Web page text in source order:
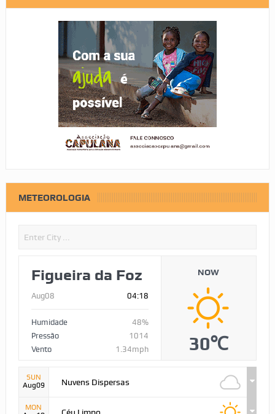
METEOROLOGIA
Figueira da Foz
Aug08 04:18
Humidade
48%
Pressão
1014
Vento
1.34mph
NOW
30℃
SUN
Aug09
Nuvens Dispersas
MON
Céu Limpo